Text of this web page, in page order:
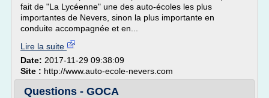
fait de "La Lycéenne" une des auto-écoles les plus
importantes de Nevers, sinon la plus importante en
conduite accompagnée et en...
Lire la suite
Date: 2017-11-29 09:38:09
Site : http://www.auto-ecole-nevers.com
Questions - GOCA